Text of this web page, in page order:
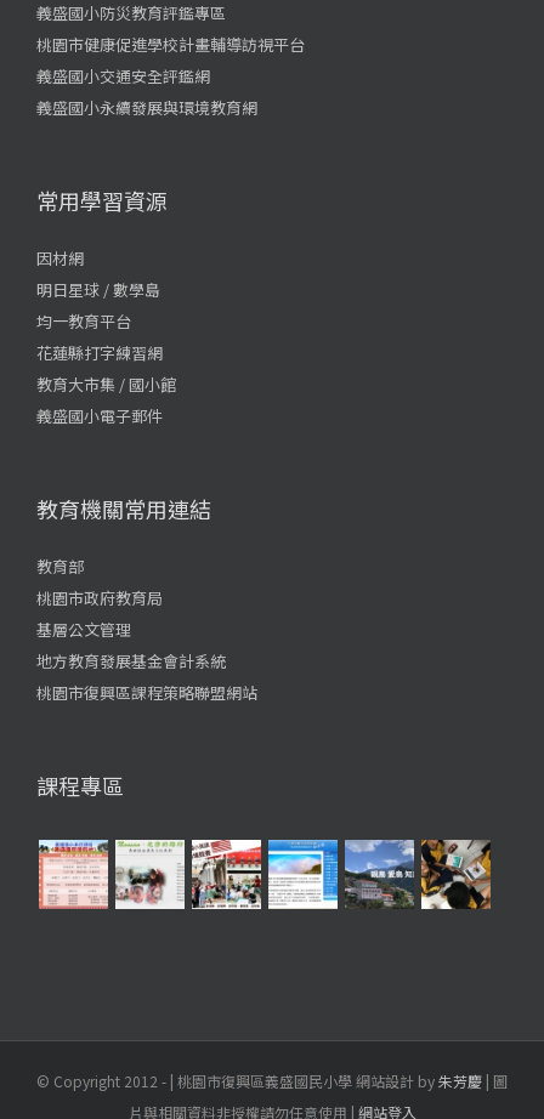
義盛國小防災教育評鑑專區
桃園市健康促進學校計畫輔導訪視平台
義盛國小交通安全評鑑網
義盛國小永續發展與環境教育網
常用學習資源
因材網
明日星球 / 數學島
均一教育平台
花蓮縣打字練習網
教育大市集 / 國小館
義盛國小電子郵件
教育機關常用連結
教育部
桃園市政府教育局
基層公文管理
地方教育發展基金會計系統
桃園市復興區課程策略聯盟網站
課程專區
© Copyright 2012 - | 桃園市復興區義盛國民小學 網站設計 by朱芳慶 | 圖
片與相關資料非授權請勿任意使用 | 網站登入